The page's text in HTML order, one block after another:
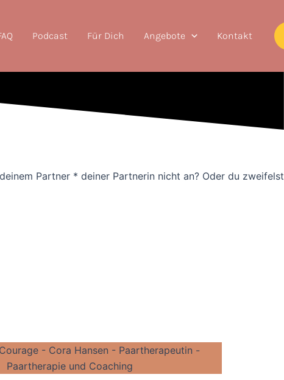
Podcast Für Dich Angebote Kontakt
Partner * deiner Partnerin nicht an? Oder du zweifelst